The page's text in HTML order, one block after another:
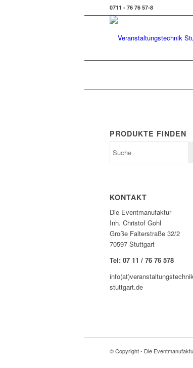
0711 - 76 76 57-8
PRODUKTE FINDEN
KONTAKT
Die Eventmanufaktur
Inh. Christof Gohl
Große Falterstraße 32/2
70597 Stuttgart
Tel: 07 11 / 76 76 578
stuttgart.de
© Copyright - Die